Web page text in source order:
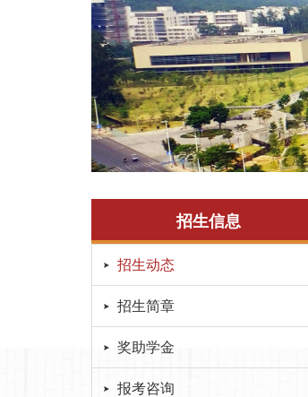
招生信息
招生动态
招生简章
奖助学金
报考咨询